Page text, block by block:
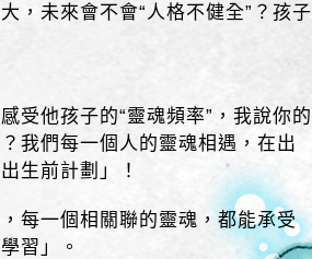
，未來會不會“人格不健全”？孩子
受他孩子的“靈魂頻率”，我說你的
我們每一個人的靈魂相遇，在出
生前計劃」！
每一個相關聯的靈魂，都能承受
習」。